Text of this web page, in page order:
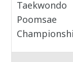
Taekwondo
Poomsae